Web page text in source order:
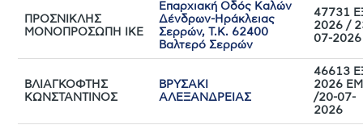
ΠΡΟΣΝΙΚΛΗΣ
ΜΟΝΟΠΡΟΣΩΠΗ ΙΚΕ
Επαρχιακή Οδός Καλών
Δένδρων-Ηράκλειας
Σερρών, Τ.Κ. 62400
Βαλτερό Σερρών
47731
2026 /
07-2026
ΒΛΙΑΓΚΟΦΤΗΣ
ΚΩΝΣΤΑΝΤΙΝΟΣ
ΒΡΥΣΑΚΙ
ΑΛΕΞΑΝΔΡΕΙΑΣ
46613
2026
/20-07-
2026